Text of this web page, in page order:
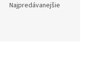
Najpredávanejšie